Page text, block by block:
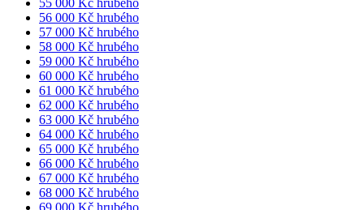
55 000 Kč hrubého
56 000 Kč hrubého
57 000 Kč hrubého
58 000 Kč hrubého
59 000 Kč hrubého
60 000 Kč hrubého
61 000 Kč hrubého
62 000 Kč hrubého
63 000 Kč hrubého
64 000 Kč hrubého
65 000 Kč hrubého
66 000 Kč hrubého
67 000 Kč hrubého
68 000 Kč hrubého